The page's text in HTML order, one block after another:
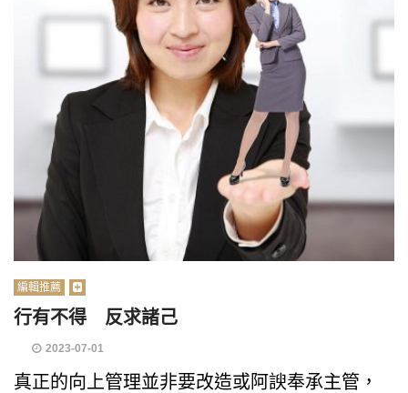
編輯推薦
行有不得 反求諸己
2023-07-01
真正的向上管理並非要改造或阿諛奉承主管，